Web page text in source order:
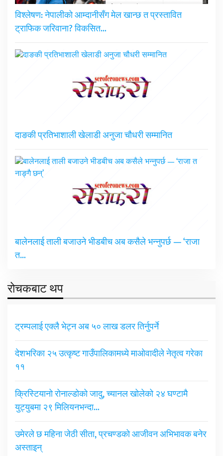
विश्लेषण: नेपालीको आम्दानीसँग मेल खान्छ त प्रस्तावित
ट्राफिक जरिवाना? विकसित…
दाङकी प्रतिभाशाली खेलाडी अनुजा चौधरी सम्मानित
बालेनलाई ताली बजाउने भीडबीच अब कसैले भन्नुपर्छ — ‘राजा
त…
रोचकबाट थप
ट्रम्पलाई एक्लै भेट्न अब ५० लाख डलर तिर्नुपर्ने
देशभरिका २५ उत्कृष्ट गाउँपालिकामध्ये माओवादीले नेतृत्व गरेका
११
क्रिस्टियानो रोनाल्डोको जादु, च्यानल खोलेको २४ घण्टामै
युट्युबमा २९ मिलियनभन्दा…
उमेरले छ महिना जेठी सीता, प्रचण्डको आजीवन अभिभावक बनेर
अस्ताइन्